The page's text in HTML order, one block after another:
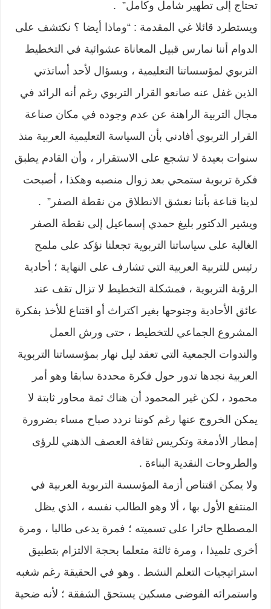
تحتاج إلى تطهير شامل وكامل” .
ويستطرد قائلا غي المقدمة : “وماذا أيضا ؟ نكتشف على
الدوام أننا نمارس قبيل المعاناة عشوائية في التخطيط
التربوي لمؤسساتنا التعليمية ، وبسؤال لأحد أساتذتي
الذين غفل عنه صانعو القرار التربوي رغم أنه الرائد في
مجال التربية الراهنة عن عدم وجوده في مكان صناعة
القرار التربوي أفادني بأن السياسة التعليمية العربية منذ
سنوات بعيدة لا تشجع على الاستقرار ، وأن القادم يطبق
فكرة تربوية ستمحي بعد زوال منصبه وهكذا ، أصبحت
لدينا قناعة بأننا نعشق الانطلاق من نقطة الصفر” .
ويشير الدكتور بليغ حمدي إسماعيل إلى نقطة الصفر
الغالبة على سياساتنا التربوية تجعلنا نؤكد على ملمح
رئيس للتربية العربية التي تشارف على النهاية ؛ أحادية
الرؤية التربوية ، فمشكلة التخطيط لا تزال تقف عند
عائق الأحادية وجنوحها بغير اكتراث أو اقتناع للأخذ بفكرة
المشروع الجماعي للتخطيط ، حتى ورش العمل
والندوات الجمعية التي تعقد ليل نهار بمؤسساتنا التربوية
العربية نجدها تدور حول فكرة محددة سابقا وهو أمر
محمود ، لكن غير المحمود أن هناك ثمة محاور ثابتة لا
يمكن الخروج عنها رغم كوننا نردد صباح مساء بضرورة
إمطار الأدمغة وتكريس ثقافة العصف الذهني للرؤى
والطروحات النقدية البناءة .
ولا يمكن اقتناص أزمة المؤسسة التربوية العربية في
المنتفع الأول بها ، ألا وهو الطالب نفسه ، الذي يظل
المصطلح حائرا على تسميته ؛ فمرة يدعى طالبا ، ومرة
أخرى تلميذا ، ومرة ثالثة متعلما بحجة الالتزام بتطبيق
استراتيجيات التعلم النشط . وهو في الحقيقة رغم شغبه
واستمرائه الفوضى مسكين يستحق الشفقة ؛ لأنه ضحية